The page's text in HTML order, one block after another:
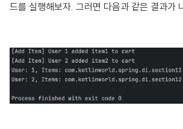
드를 실행해보자. 그러면 다음과 같은 결과가